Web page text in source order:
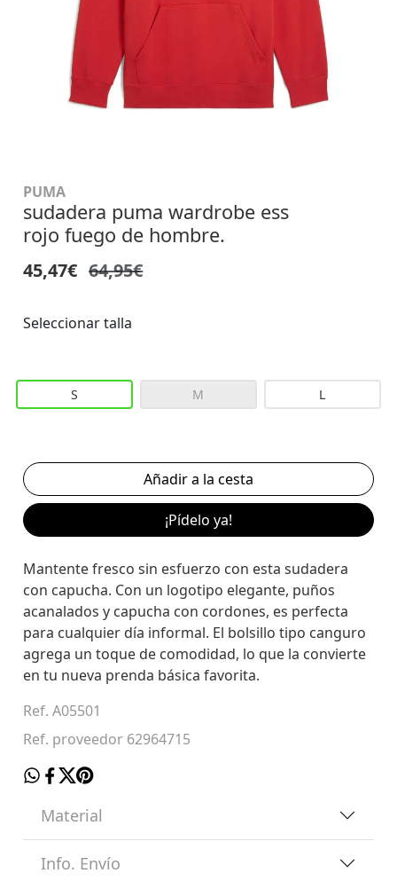
PUMA
sudadera puma wardrobe ess
rojo fuego de hombre.
45,47€ 64,95€
Seleccionar talla
S M L
¡Pídelo ya!
Mantente fresco sin esfuerzo con esta sudadera
con capucha. Con un logotipo elegante, puños
acanalados y capucha con cordones, es perfecta
para cualquier día informal. El bolsillo tipo canguro
agrega un toque de comodidad, lo que la convierte
en tu nueva prenda básica favorita.
Ref. A05501
Ref. proveedor 62964715
Material
Info. Envío